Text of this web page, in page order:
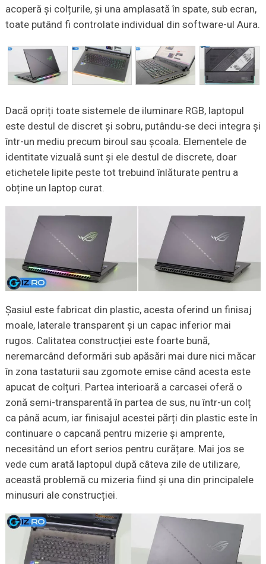
acoperă și colțurile, și una amplasată în spate, sub ecran,
toate putând fi controlate individual din software-ul Aura.
Dacă opriți toate sistemele de iluminare RGB, laptopul
este destul de discret și sobru, putându-se deci integra și
într-un mediu precum biroul sau școala. Elementele de
identitate vizuală sunt și ele destul de discrete, doar
etichetele lipite peste tot trebuind înlăturate pentru a
obține un laptop curat.
Șasiul este fabricat din plastic, acesta oferind un finisaj
moale, laterale transparent și un capac inferior mai
rugos. Calitatea construcției este foarte bună,
neremarcând deformări sub apăsări mai dure nici măcar
în zona tastaturii sau zgomote emise când acesta este
apucat de colțuri. Partea interioară a carcasei oferă o
zonă semi-transparentă în partea de sus, nu într-un colț
ca până acum, iar finisajul acestei părți din plastic este în
continuare o capcană pentru mizerie și amprente,
necesitând un efort serios pentru curățare. Mai jos se
vede cum arată laptopul după câteva zile de utilizare,
această problemă cu mizeria fiind și una din principalele
minusuri ale construcției.